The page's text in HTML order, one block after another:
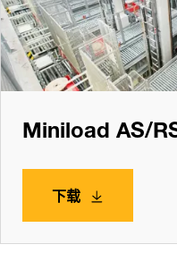
Miniload AS/
下载